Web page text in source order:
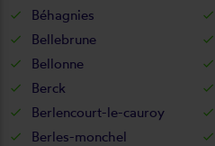
Béhagnies
Bellebrune
Bellonne
Berck
Berlencourt-le-cauroy
Berles-monchel